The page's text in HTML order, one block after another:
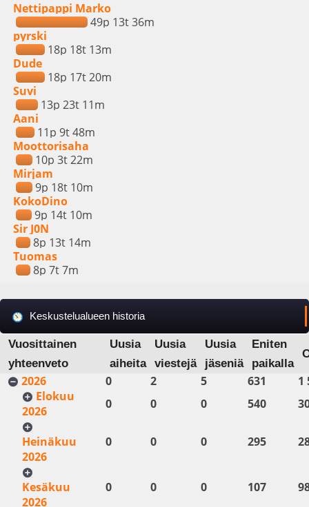
Nettipappi Marko
49p 13t 36m
pyrski
18p 18t 13m
Dude
18p 17t 20m
Suvi
13p 23t 11m
Aani
11p 9t 48m
Moottorisaha
10p 3t 22m
Mirjam
9p 18t 10m
KokoDino
9p 14t 10m
Sir J0N
8p 13t 14m
Tuomas
8p 7t 7m
Keskustelualueen historia
Vuosittainen
yhteenveto
Uusia
aiheita
Uusia
viestejä
Uusia
jäseniä
Eniten
paikalla
2026 0 2 5 631
1
Elokuu
2026
0 0 0 540
Heinäkuu
2026
0 0 0 295
Kesäkuu
2026
0 0 0 107